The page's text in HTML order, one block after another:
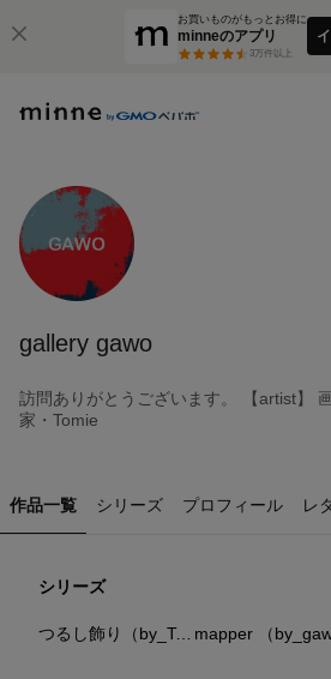
お買いものがもっとお得に
minneのアプリ
3万件以上
gallery gawo
訪問ありがとうございます。 【artist】
家・Tomie
作品一覧 シリーズ プロフィール レ
シリーズ
つるし飾り（by_Tomie）